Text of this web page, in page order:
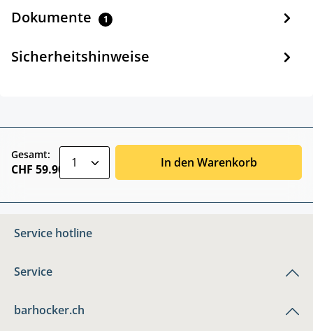
Dokumente 1
Sicherheitshinweise
Gesamt:
CHF 59.90 In den Warenkorb
Service hotline
Service
barhocker.ch